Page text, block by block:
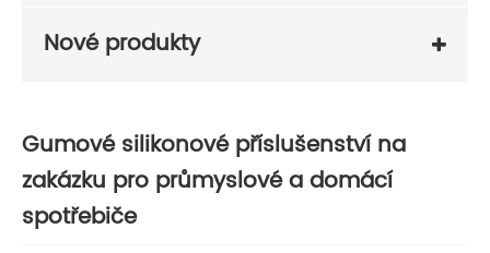
Nové produkty
Gumové silikonové příslušenství na
zakázku pro průmyslové a domácí
spotřebiče